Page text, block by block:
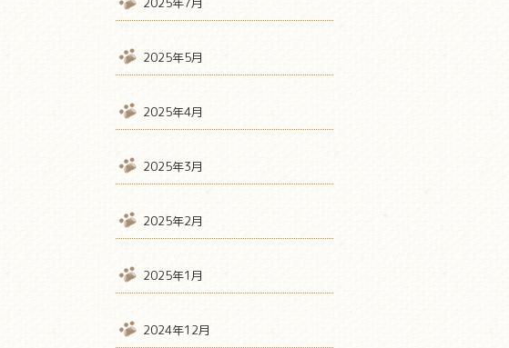
2025年5月
2025年4月
2025年3月
2025年2月
2025年1月
2024年12月